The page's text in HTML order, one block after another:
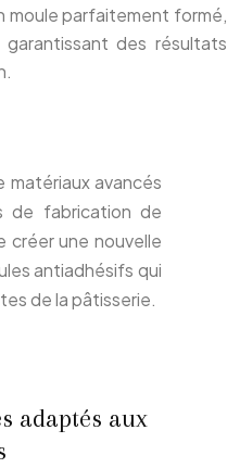
moule parfaitement formé,
des résultats
matériaux avancés
de fabrication de
créer une nouvelle
antiadhésifs qui
de la pâtisserie.
adaptés aux